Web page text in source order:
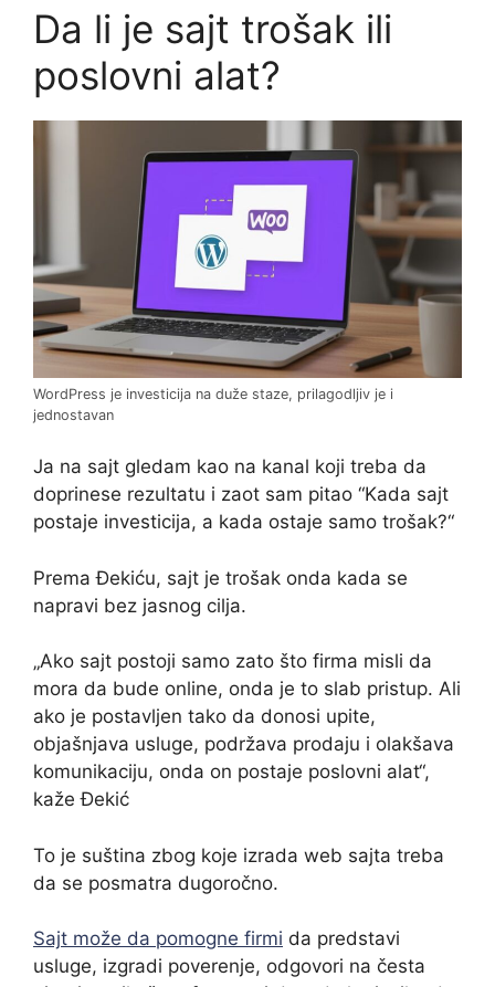
Da li je sajt trošak ili
poslovni alat?
WordPress je investicija na duže staze, prilagodljiv je i
jednostavan
Ja na sajt gledam kao na kanal koji treba da
doprinese rezultatu i zaot sam pitao “Kada sajt
postaje investicija, a kada ostaje samo trošak?“
Prema Đekiću, sajt je trošak onda kada se
napravi bez jasnog cilja.
„Ako sajt postoji samo zato što firma misli da
mora da bude online, onda je to slab pristup. Ali
ako je postavljen tako da donosi upite,
objašnjava usluge, podržava prodaju i olakšava
komunikaciju, onda on postaje poslovni alat“,
kaže Đekić
To je suština zbog koje izrada web sajta treba
da se posmatra dugoročno.
Sajt može da pomogne firmi da predstavi
usluge, izgradi poverenje, odgovori na česta